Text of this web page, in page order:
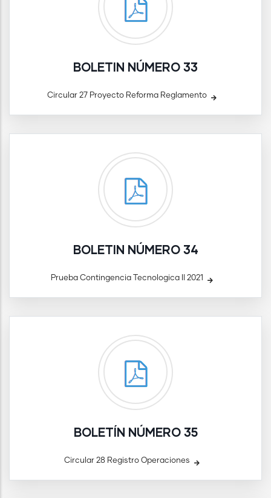
BOLETIN NÚMERO 33
Circular 27 Proyecto Reforma Reglamento
BOLETIN NÚMERO 34
Prueba Contingencia Tecnologica II 2021
BOLETÍN NÚMERO 35
Circular 28 Registro Operaciones